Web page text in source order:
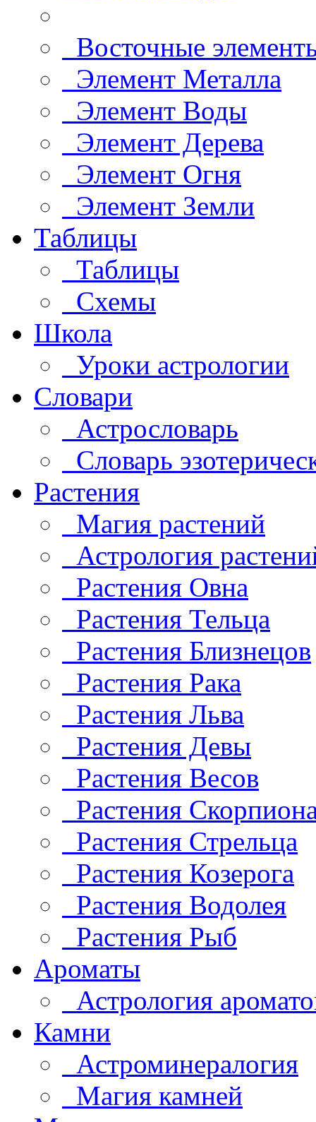
Восточные
Элемент Металла
Элемент Воды
Элемент Дерева
Элемент Огня
Элемент Земли
Таблицы
Таблицы
Схемы
Школа
Уроки астрологии
Словари
Астрословарь
Словарь
Растения
Магия растений
Астрология
Растения Овна
Растения Тельца
Растения Близнецов
Растения Рака
Растения Льва
Растения Девы
Растения Весов
Растения
Растения Стрельца
Растения Козерога
Растения Водолея
Растения Рыб
Ароматы
Астрология
Камни
Астроминералогия
Магия камней